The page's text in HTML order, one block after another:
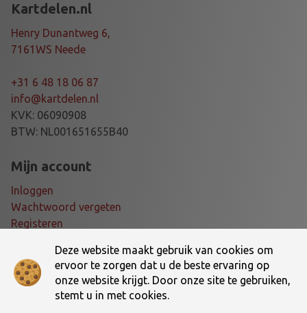
Deze website maakt gebruik van cookies om
ervoor te zorgen dat u de beste ervaring op
onze website krijgt. Door onze site te gebruiken,
stemt u in met cookies.
A
N
R
M
O
K
S
1
L
A
U
a
a
Kartdelen.nl
Henry Dunantweg 6,
7161WS Neede
+31 6 48 18 06 87
info@kartdelen.nl
KVK: 06090908
BTW: NL001651655B40
Mijn account
Inloggen
Wachtwoord vergeten
Registeren
Voorwaarden
Algemene voorwaarden
Verzending- en retourbeleid